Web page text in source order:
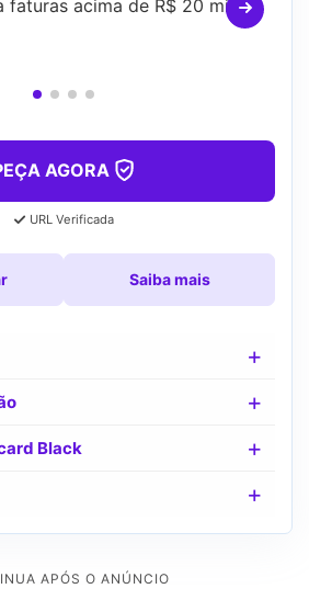
faturas acima de R$ 20 mil)
AGORA
URL Verificada
Saiba mais
Black